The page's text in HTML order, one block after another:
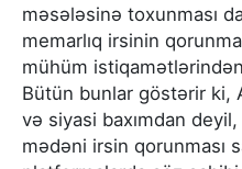
məsələsinə toxunması
memarlıq irsinin
mühüm
Bütün bunlar göstərir ki,
və siyasi baxımdan
mədəni irsin qorunması